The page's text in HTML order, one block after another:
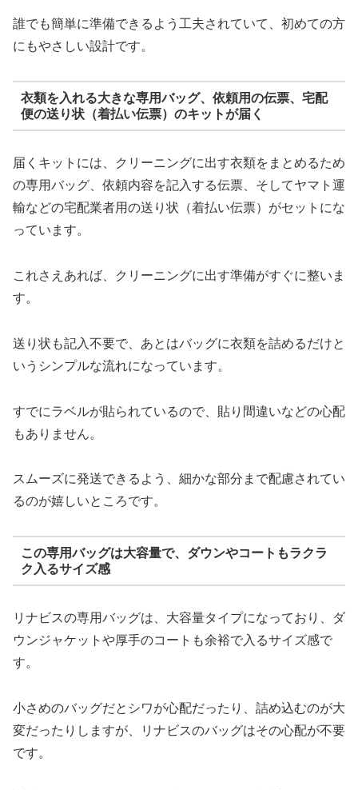
誰でも簡単に準備できるよう工夫されていて、初めての方
にもやさしい設計です。
衣類を入れる大きな専用バッグ、依頼用の伝票、宅配
便の送り状（着払い伝票）のキットが届く
届くキットには、クリーニングに出す衣類をまとめるため
の専用バッグ、依頼内容を記入する伝票、そしてヤマト運
輸などの宅配業者用の送り状（着払い伝票）がセットにな
っています。
これさえあれば、クリーニングに出す準備がすぐに整いま
す。
送り状も記入不要で、あとはバッグに衣類を詰めるだけと
いうシンプルな流れになっています。
すでにラベルが貼られているので、貼り間違いなどの心配
もありません。
スムーズに発送できるよう、細かな部分まで配慮されてい
るのが嬉しいところです。
この専用バッグは大容量で、ダウンやコートもラクラ
ク入るサイズ感
リナビスの専用バッグは、大容量タイプになっており、ダ
ウンジャケットや厚手のコートも余裕で入るサイズ感で
す。
小さめのバッグだとシワが心配だったり、詰め込むのが大
変だったりしますが、リナビスのバッグはその心配が不要
です。